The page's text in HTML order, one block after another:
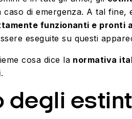
di emergenza. A tal
funzionanti e pronti
eseguite su questi
cosa dice la normativa
.
degli